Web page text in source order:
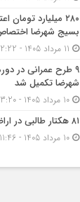
۲۸۰ میلیارد
بسیج شهرضا
۹ طرح عمرانی در
شهرضا تکمیل شد
10 مرداد 1405 - 13:20
۸۱ هکتار طالبی در اراضی شهرضا کشت شد
10 مرداد 1405 - 11:46